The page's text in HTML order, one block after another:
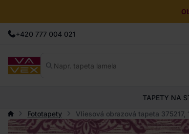
+420 777 004 021
TAPETY NA
Fototapety
Vliesová obrazová tapeta